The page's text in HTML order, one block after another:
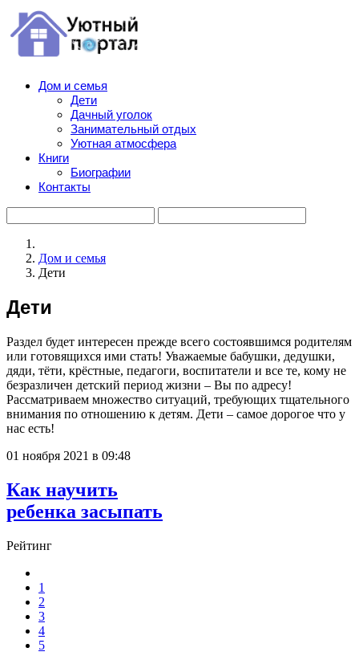
Дом и семья
Дети
Дачный уголок
Занимательный отдых
Уютная атмосфера
Книги
Биографии
Контакты
Дом и семья
Дети
Дети
Раздел будет интересен прежде всего состоявшимся родителям
или готовящихся ими стать! Уважаемые бабушки, дедушки,
дяди, тёти, крёстные, педагоги, воспитатели и все те, кому не
безразличен детский период жизни – Вы по адресу!
Рассматриваем множество ситуаций, требующих тщательного
внимания по отношению к детям. Дети – самое дорогое что у
нас есть!
01 ноября 2021 в 09:48
Как научить
ребенка засыпать
Рейтинг
1
2
3
4
5